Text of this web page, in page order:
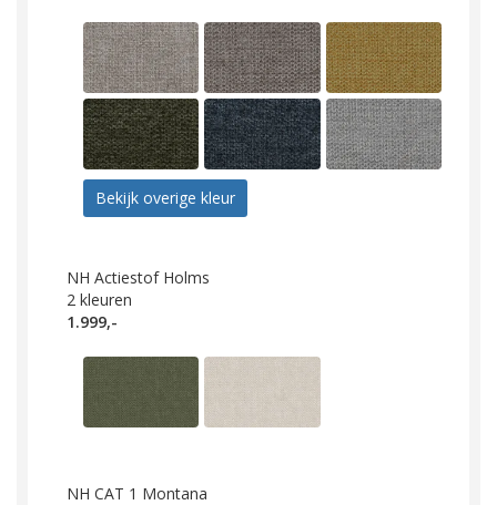
Bekijk overige kleur
NH Actiestof Holms
2 kleuren
1.999,-
NH CAT 1 Montana